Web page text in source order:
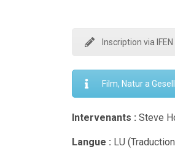
Inscription via IFEN
Film, Natur a
Intervenants : Steve
Langue : LU